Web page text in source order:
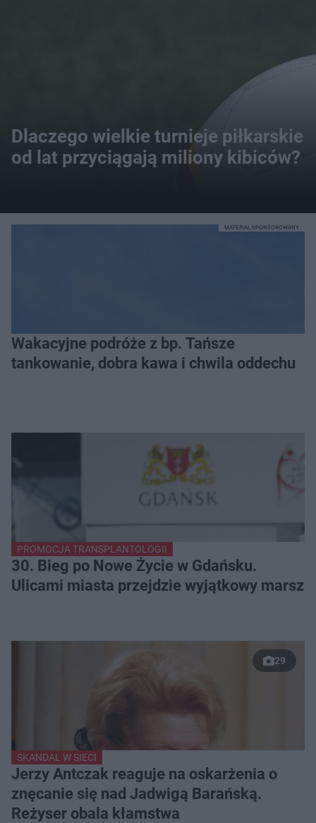
Dlaczego wielkie turnieje piłkarskie
od lat przyciągają miliony kibiców?
Wakacyjne podróże z bp. Tańsze
tankowanie, dobra kawa i chwila oddechu
MATERIAŁ SPONSOROWANY
PROMOCJA TRANSPLANTOLOGII
30. Bieg po Nowe Życie w Gdańsku.
Ulicami miasta przejdzie wyjątkowy marsz
29
SKANDAL W SIECI
Jerzy Antczak reaguje na oskarżenia o
znęcanie się nad Jadwigą Barańską.
Reżyser obala kłamstwa